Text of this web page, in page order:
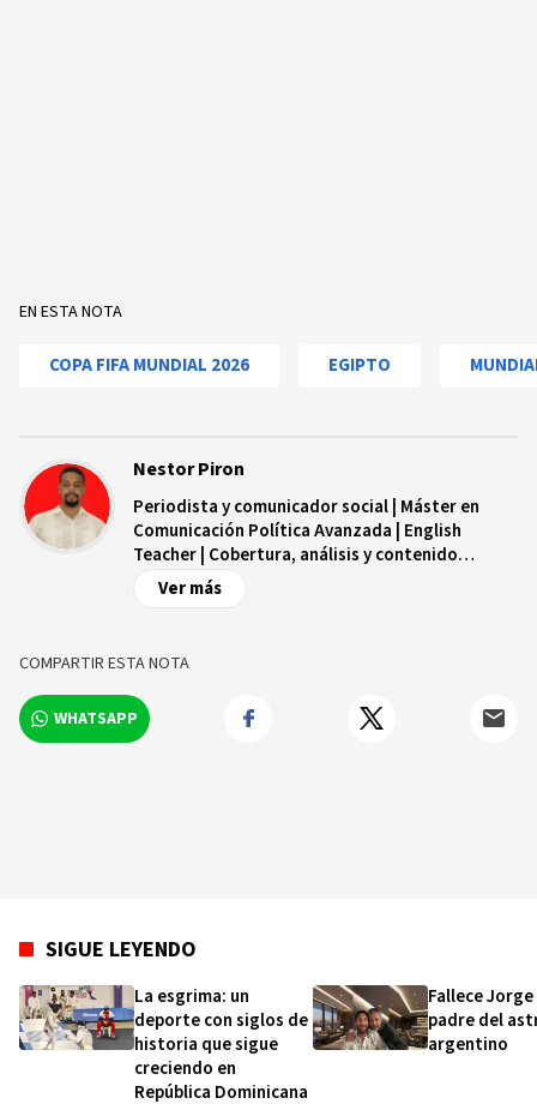
EN ESTA NOTA
COPA FIFA MUNDIAL 2026 EGIPTO
Nestor Piron
Periodista y comunicador social | Máster en
Comunicación Política Avanzada | English
Teacher | Cobertura, análisis y contenido
digital.
Ver más
COMPARTIR ESTA NOTA
WHATSAPP
SIGUE LEYENDO
La esgrima: un
deporte con siglos de
historia que sigue
creciendo en
República Dominicana
Fallece
padre del
argentino